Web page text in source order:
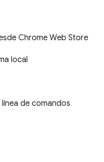
Chrome Web Store
local
de comandos